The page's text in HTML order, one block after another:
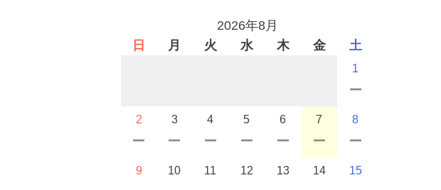
2026年8月
日
月 火 水 木 金 土
1
2 3 4 5 6 7 8
9 10 11 12 13 14 15